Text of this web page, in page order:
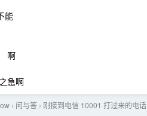
能
啊
急啊
› 问与答 › 刚接到电信 10001 打过来的电